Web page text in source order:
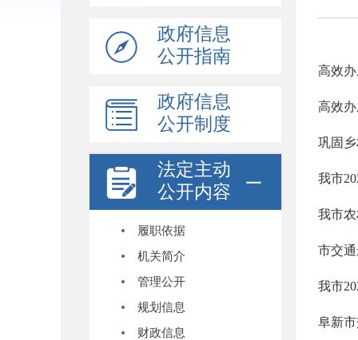
政府信息
公开指南
政府信息
公开制度
法定主动
公开内容
履职依据
机关简介
管理公开
规划信息
财政信息
高效
高效
巩固
我市
我市
市交
我市
阜新